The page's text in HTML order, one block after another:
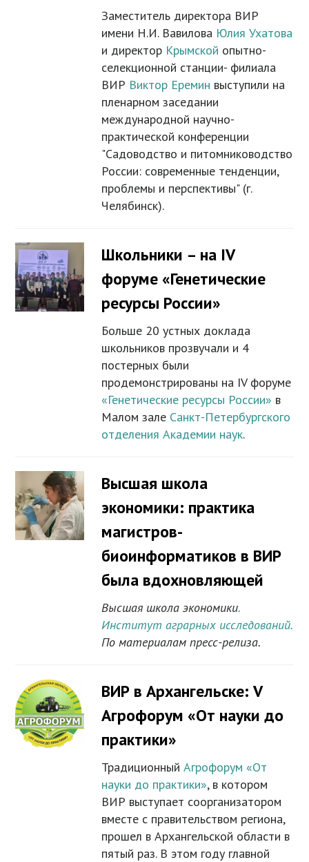
Заместитель директора ВИР
имени Н.И. Вавилова Юлия Ухатова
и директор Крымской опытно-
селекционной станции- филиала
ВИР Виктор Еремин выступили на
пленарном заседании
международной научно-
практической конференции
"Садоводство и питомниководство
России: современные тенденции,
проблемы и перспективы" (г.
Челябинск).
Школьники – на IV
форуме «Генетические
ресурсы России»
Больше 20 устных доклада
школьников прозвучали и 4
постерных были
продемонстрированы на IV форуме
«Генетические ресурсы России» в
Малом зале Санкт-Петербургского
отделения Академии наук.
Высшая школа
экономики: практика
магистров-
биоинформатиков в ВИР
была вдохновляющей
Высшая школа экономики.
Институт аграрных исследований.
По материалам пресс-релиза.
ВИР в Архангельске: V
Агрофорум «От науки до
практики»
ТрадиционныйАгрофорум «От
науки до практики», в котором
ВИР выступает соорганизатором
вместе с правительством региона,
прошел в Архангельской области в
пятый раз. В этом году главной